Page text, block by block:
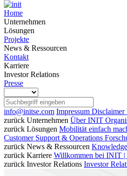
Home
Unternehmen
Lösungen
Projekte
News & Ressourcen
Kontakt
Karriere
Investor Relations
Presse
info@initse.com Impressum Disclaimer
zurück Unternehmen Über INIT
zurück Lösungen Mobilität einfach
Customer Support & Operations
zurück News & Ressourcen
zurück Karriere Willkommen bei INIT |
zurück Investor Relations Investor